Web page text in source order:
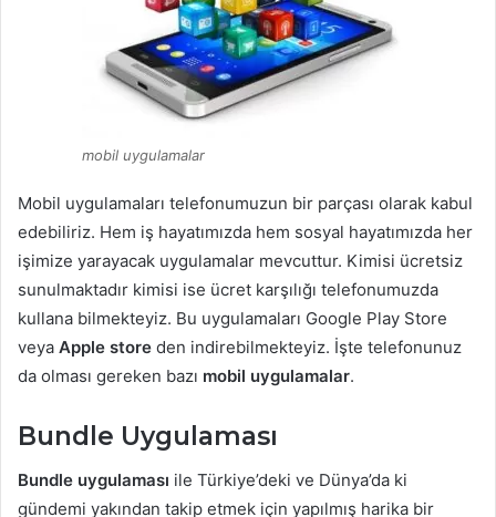
mobil uygulamalar
Mobil uygulamaları telefonumuzun bir parçası olarak kabul
edebiliriz. Hem iş hayatımızda hem sosyal hayatımızda her
işimize yarayacak uygulamalar mevcuttur. Kimisi ücretsiz
sunulmaktadır kimisi ise ücret karşılığı telefonumuzda
kullana bilmekteyiz. Bu uygulamaları Google Play Store
veya Apple store den indirebilmekteyiz. İşte telefonunuz
da olması gereken bazı mobil uygulamalar.
Bundle Uygulaması
Bundle uygulaması ile Türkiye’deki ve Dünya’da ki
gündemi yakından takip etmek için yapılmış harika bir